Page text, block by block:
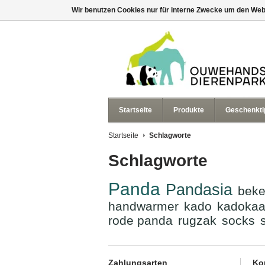
Startseite Produkte
Startseite Schlagworte
Schlagworte
Panda Pandasia
handwarmer kado
rode panda rugzak socks
Zahlungsarten
Wir benutzen Cookies nur für interne Zwecke um den